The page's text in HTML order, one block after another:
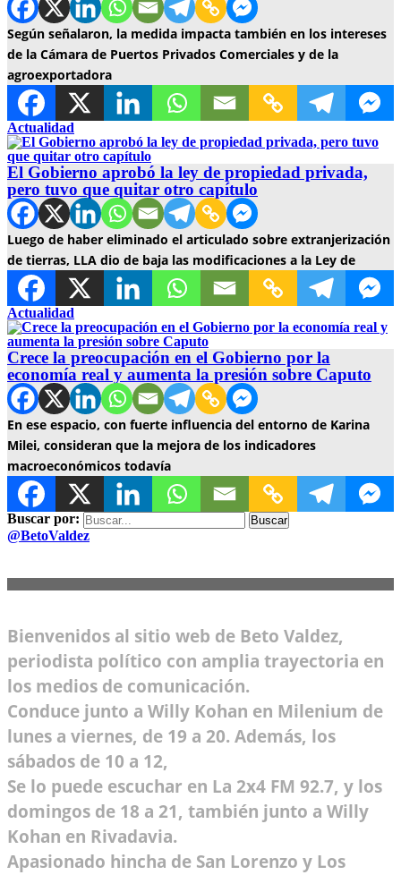
Según señalaron, la medida impacta también en los intereses
de la Cámara de Puertos Privados Comerciales y de la
agroexportadora
Actualidad
El Gobierno aprobó la ley de propiedad privada,
pero tuvo que quitar otro capítulo
Luego de haber eliminado el articulado sobre extranjerización
de tierras, LLA dio de baja las modificaciones a la Ley de
Actualidad
Crece la preocupación en el Gobierno por la
economía real y aumenta la presión sobre Caputo
En ese espacio, con fuerte influencia del entorno de Karina
Milei, consideran que la mejora de los indicadores
macroeconómicos todavía
Buscar por:
@BetoValdez
Bienvenidos al sitio web de Beto Valdez,
periodista político con amplia trayectoria en
los medios de comunicación.
Conduce junto a Willy Kohan en Milenium de
lunes a viernes, de 19 a 20. Además, los
sábados de 10 a 12,
Se lo puede escuchar en La 2x4 FM 92.7, y los
domingos de 18 a 21, también junto a Willy
Kohan en Rivadavia.
Apasionado hincha de San Lorenzo y Los